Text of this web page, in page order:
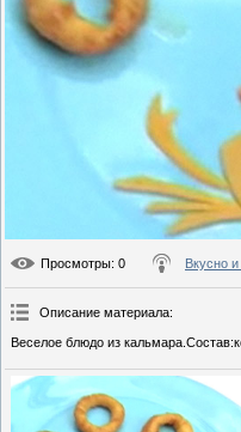
Просмотры: 0 Вкусно
Описание материала:
Веселое блюдо из